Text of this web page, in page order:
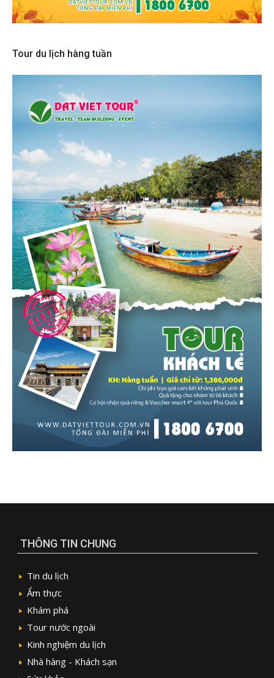
Tour du lịch hàng tuần
THÔNG TIN CHUNG
Tin du lịch
Ẩm thực
Khám phá
Tour nước ngoài
Kinh nghiệm du lịch
Nhà hàng - Khách sạn